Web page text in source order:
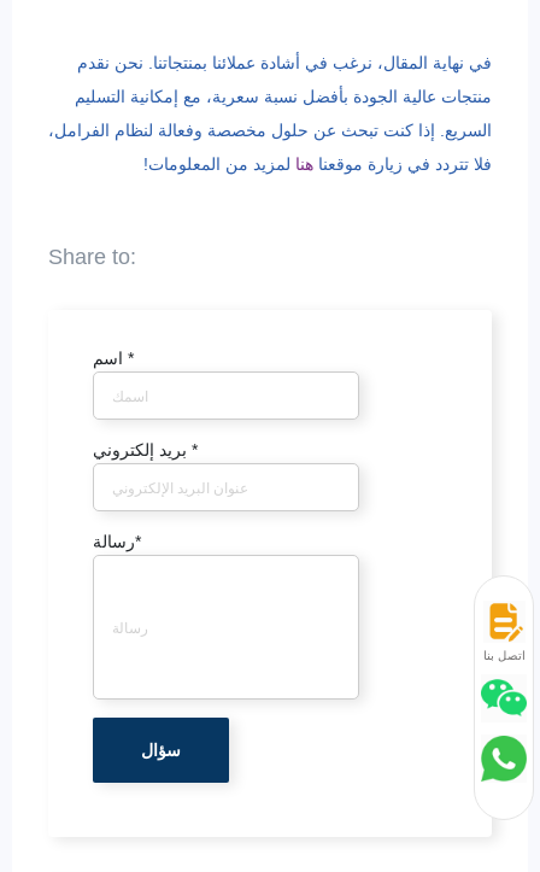
في نهاية المقال، نرغب في أشادة عملائنا بمنتجاتنا. نحن نقدم
منتجات عالية الجودة بأفضل نسبة سعرية، مع إمكانية التسليم
السريع. إذا كنت تبحث عن حلول مخصصة وفعالة لنظام الفرامل،
فلا تتردد في زيارة موقعنا هنا لمزيد من المعلومات!
*
*
رسالة*
اتصل بنا